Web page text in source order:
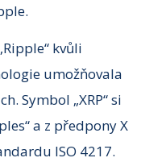
kvůli
umožňovala
Symbol „XRP“ si
a z předpony X
ISO 4217.